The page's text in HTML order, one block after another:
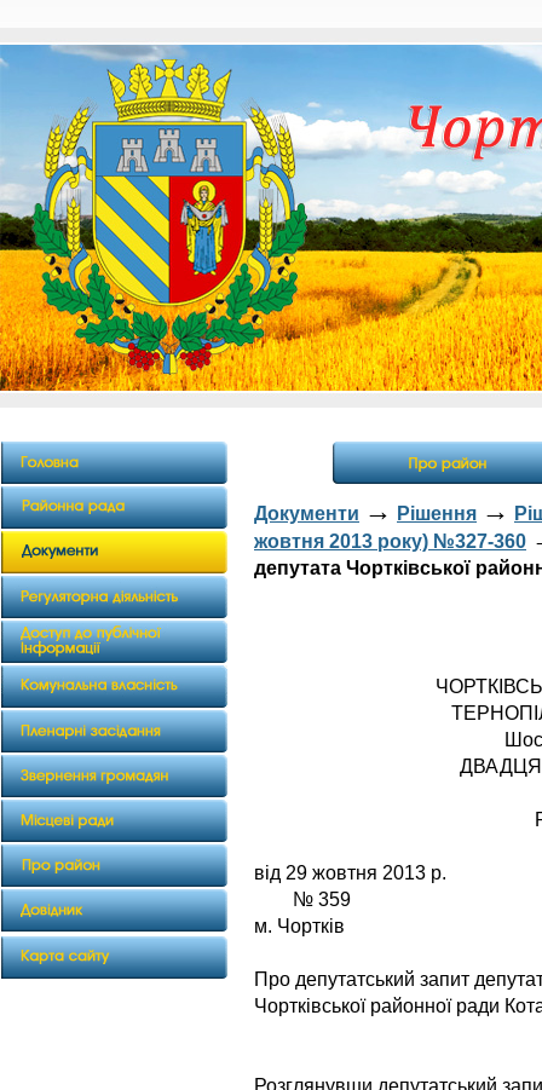
Документи → Рішення →
жовтня 2013 року) №327-360
депутата Чортківської
від 29
№ 359
м. Чортків
Про депутатський запит
Чортківської районної ради
Розглянувши депутатський